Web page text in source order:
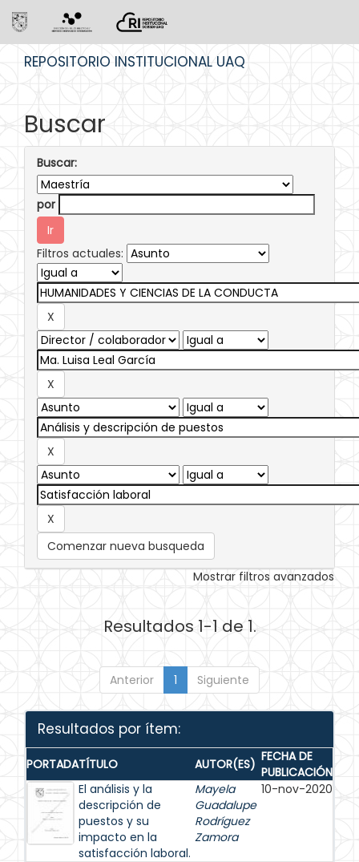
REPOSITORIO INSTITUCIONAL UAQ
Buscar
Buscar:
por
Filtros actuales:
Comenzar nueva busqueda
Mostrar filtros avanzados
Resultados 1-1 de 1.
Anterior 1 Siguiente
Resultados por ítem:
PORTADATÍTULO AUTOR(ES) FECHA DE
PUBLICACIÓN
El análisis y la
descripción de
puestos y su
impacto en la
satisfacción laboral.
Mayela
Guadalupe
Rodríguez
Zamora
10-nov-2020